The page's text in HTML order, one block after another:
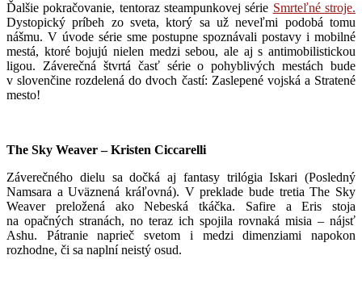
Ďalšie pokračovanie, tentoraz steampunkovej série Smrteľné stroje.
Dystopický príbeh zo sveta, ktorý sa už neveľmi podobá tomu
nášmu. V úvode série sme postupne spoznávali postavy i mobilné
mestá, ktoré bojujú nielen medzi sebou, ale aj s antimobilistickou
ligou. Záverečná štvrtá časť série o pohyblivých mestách bude
v slovenčine rozdelená do dvoch častí: Zaslepené vojská a Stratené
mesto!
The Sky Weaver – Kristen Ciccarelli
Záverečného dielu sa dočká aj fantasy trilógia Iskari (Posledný
Namsara a Uväznená kráľovná). V preklade bude tretia The Sky
Weaver preložená ako Nebeská tkáčka. Safire a Eris stoja
na opačných stranách, no teraz ich spojila rovnaká misia – nájsť
Ashu. Pátranie naprieč svetom i medzi dimenziami napokon
rozhodne, či sa naplní neistý osud.